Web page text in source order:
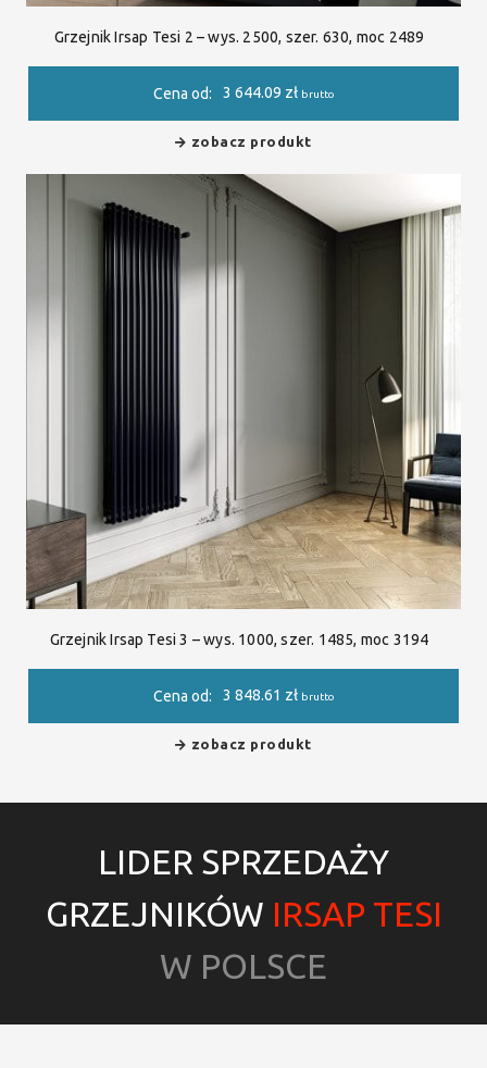
Grzejnik Irsap Tesi 2 – wys. 2500, szer. 630, moc 2489
Cena od: 3 644.09 zł brutto
zobacz produkt
Grzejnik Irsap Tesi 3 – wys. 1000, szer. 1485, moc 3194
Cena od: 3 848.61 zł brutto
zobacz produkt
LIDER SPRZEDAŻY
GRZEJNIKÓW IRSAP TESI
W POLSCE